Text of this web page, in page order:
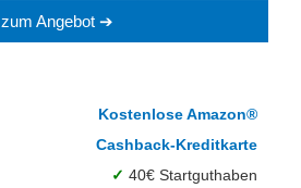
zum Angebot ➔
Kostenlose Amazon®
Cashback-Kreditkarte
✓ 40€ Startguthaben